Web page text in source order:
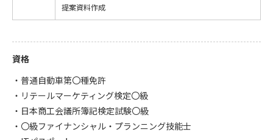
提案資料作成
資格
・普通自動車第〇種免許
・リテールマーケティング検定〇級
・日本商工会議所簿記検定試験〇級
・〇級ファイナンシャル・プランニング技能士